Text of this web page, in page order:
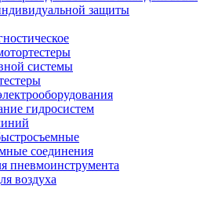
защиты
системы
гидросистем
соединения
пневмоинструмента
воздуха